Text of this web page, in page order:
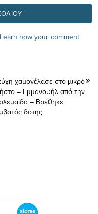
Learn how your comment
χαμογέλασε στο μικρό
– Εμμανουήλ από την
– Βρέθηκε
δότης